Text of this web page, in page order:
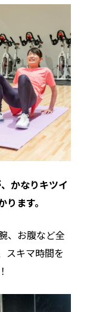
かなりキツイ
ます。
、お腹など全
スキマ時間を